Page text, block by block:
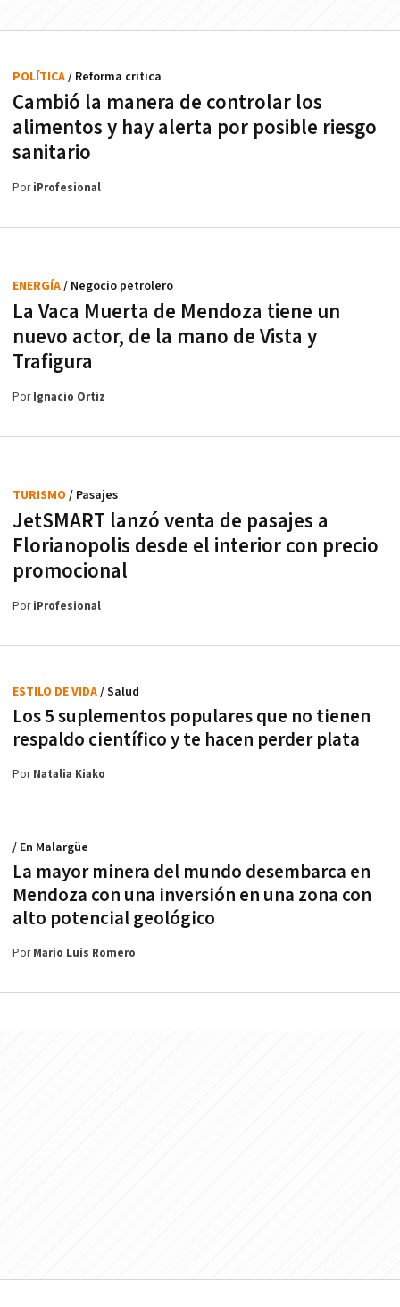
Cambió la manera de controlar los
alimentos y hay alerta por posible riesgo
sanitario
POLÍTICA/ Reforma critica
PoriProfesional
La Vaca Muerta de Mendoza tiene un
nuevo actor, de la mano de Vista y
Trafigura
ENERGÍA/ Negocio petrolero
PorIgnacio Ortiz
JetSMART lanzó venta de pasajes a
Florianopolis desde el interior con precio
promocional
TURISMO / Pasajes
PoriProfesional
Los 5 suplementos populares que no tienen
respaldo científico y te hacen perder plata
ESTILO DE VIDA/ Salud
PorNatalia Kiako
La mayor minera del mundo desembarca en
Mendoza con una inversión en una zona con
alto potencial geológico
/ En Malargüe
PorMario Luis Romero